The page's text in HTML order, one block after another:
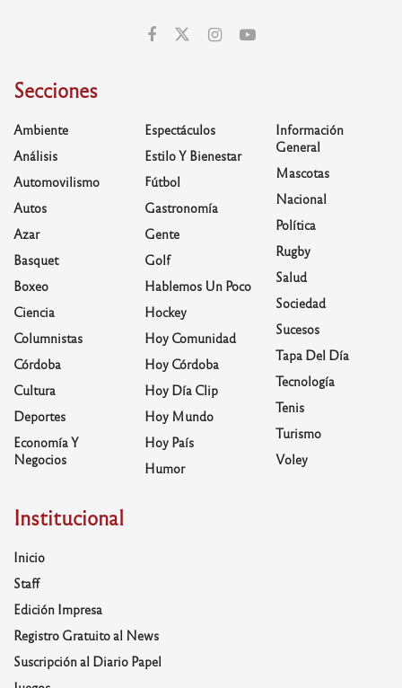
Secciones
Ambiente
Análisis
Automovilismo
Autos
Azar
Basquet
Boxeo
Ciencia
Columnistas
Córdoba
Cultura
Deportes
Economía Y
Negocios
Espectáculos
Estilo Y Bienestar
Fútbol
Gastronomía
Gente
Golf
Hablemos Un Poco
Hockey
Hoy Comunidad
Hoy Córdoba
Hoy Día Clip
Hoy Mundo
Hoy País
Humor
Información
General
Mascotas
Nacional
Política
Rugby
Salud
Sociedad
Sucesos
Tapa Del Día
Tecnología
Tenis
Turismo
Voley
Institucional
Inicio
Staff
Edición Impresa
Registro Gratuito al News
Suscripción al Diario Papel